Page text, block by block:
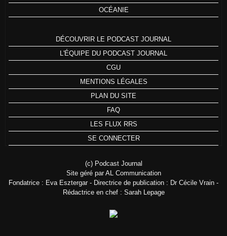
OCÉANIE
DÉCOUVRIR LE PODCAST JOURNAL
L'ÉQUIPE DU PODCAST JOURNAL
CGU
MENTIONS LÉGALES
PLAN DU SITE
FAQ
LES FLUX RRS
SE CONNECTER
(c) Podcast Journal
Site géré par AL Communication
Fondatrice : Eva Esztergar - Directrice de publication : Dr Cécile Vrain -
Rédactrice en chef : Sarah Lepage